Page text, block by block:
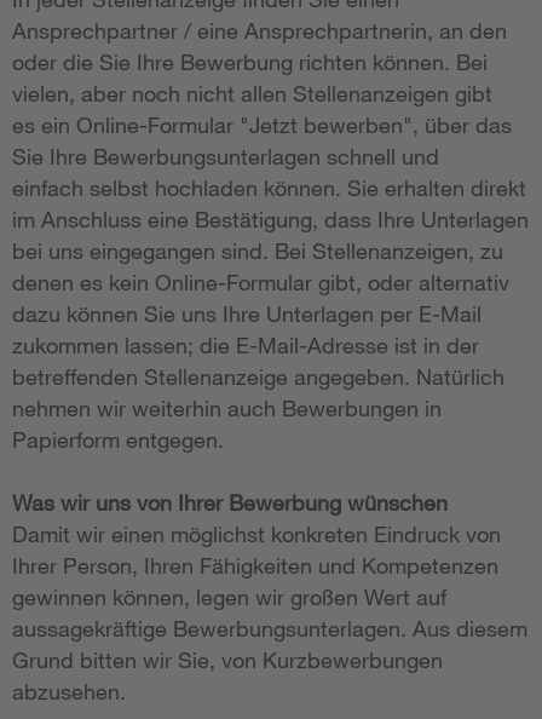
Ansprechpartner / eine Ansprechpartnerin, an den
oder die Sie Ihre Bewerbung richten können. Bei
vielen, aber noch nicht allen Stellenanzeigen gibt
es ein Online-Formular "Jetzt bewerben", über das
Sie Ihre Bewerbungsunterlagen schnell und
einfach selbst hochladen können. Sie erhalten direkt
im Anschluss eine Bestätigung, dass Ihre Unterlagen
bei uns eingegangen sind. Bei Stellenanzeigen, zu
denen es kein Online-Formular gibt, oder alternativ
dazu können Sie uns Ihre Unterlagen per E-Mail
zukommen lassen; die E-Mail-Adresse ist in der
betreffenden Stellenanzeige angegeben. Natürlich
nehmen wir weiterhin auch Bewerbungen in
Papierform entgegen.
Was wir uns von Ihrer Bewerbung wünschen
Damit wir einen möglichst konkreten Eindruck von
Ihrer Person, Ihren Fähigkeiten und Kompetenzen
gewinnen können, legen wir großen Wert auf
aussagekräftige Bewerbungsunterlagen. Aus diesem
Grund bitten wir Sie, von Kurzbewerbungen
abzusehen.